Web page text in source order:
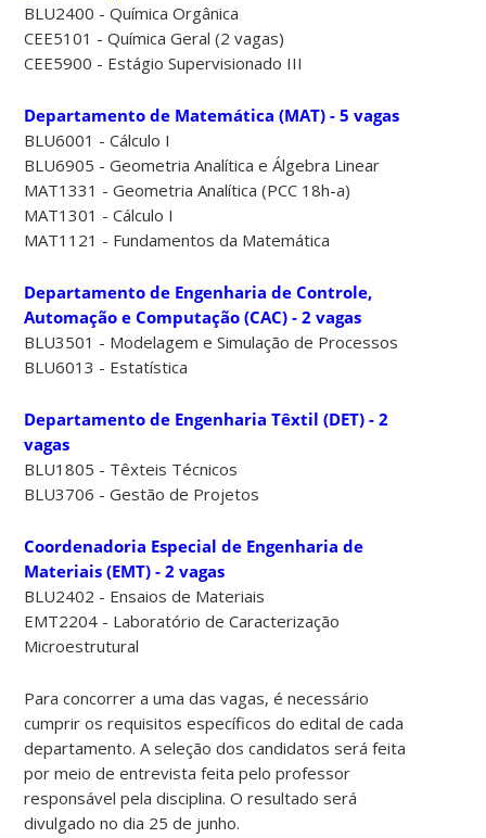
BLU2400 - Química Orgânica
CEE5101 - Química Geral (2 vagas)
CEE5900 - Estágio Supervisionado III
Departamento de Matemática (MAT) - 5 vagas
BLU6001 - Cálculo I
BLU6905 - Geometria Analítica e Álgebra Linear
MAT1331 - Geometria Analítica (PCC 18h-a)
MAT1301 - Cálculo I
MAT1121 - Fundamentos da Matemática
Departamento de Engenharia de Controle,
Automação e Computação (CAC) - 2 vagas
BLU3501 - Modelagem e Simulação de Processos
BLU6013 - Estatística
Departamento de Engenharia Têxtil (DET) - 2
vagas
BLU1805 - Têxteis Técnicos
BLU3706 - Gestão de Projetos
Coordenadoria Especial de Engenharia de
Materiais (EMT) - 2 vagas
BLU2402 - Ensaios de Materiais
EMT2204 - Laboratório de Caracterização
Microestrutural
Para concorrer a uma das vagas, é necessário
cumprir os requisitos específicos do edital de cada
departamento. A seleção dos candidatos será feita
por meio de entrevista feita pelo professor
responsável pela disciplina. O resultado será
divulgado no dia 25 de junho.